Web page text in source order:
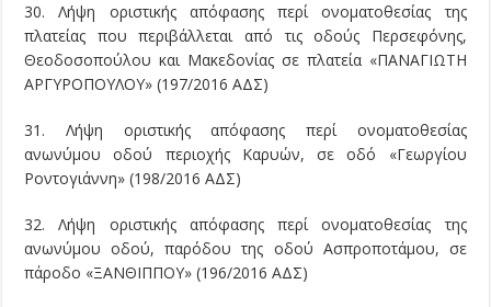
30. Λήψη οριστικής απόφασης περί ονοματοθεσίας της
πλατείας που περιβάλλεται από τις οδούς Περσεφόνης,
Θεοδοσοπούλου και Μακεδονίας σε πλατεία «ΠΑΝΑΓΙΩΤΗ
ΑΡΓΥΡΟΠΟΥΛΟΥ» (197/2016 ΑΔΣ)
31. Λήψη οριστικής απόφασης περί ονοματοθεσίας
ανωνύμου οδού περιοχής Καρυών, σε οδό «Γεωργίου
Ροντογιάννη» (198/2016 ΑΔΣ)
32. Λήψη οριστικής απόφασης περί ονοματοθεσίας της
ανωνύμου οδού, παρόδου της οδού Ασπροποτάμου, σε
πάροδο «ΞΑΝΘΙΠΠΟΥ» (196/2016 ΑΔΣ)